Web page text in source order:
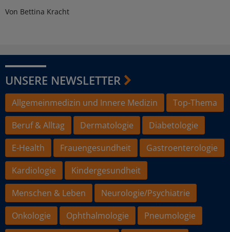
Von Bettina Kracht
UNSERE NEWSLETTER
Allgemeinmedizin und Innere Medizin
Top-Thema
Beruf & Alltag
Dermatologie
Diabetologie
E-Health
Frauengesundheit
Gastroenterologie
Kardiologie
Kindergesundheit
Menschen & Leben
Neurologie/Psychiatrie
Onkologie
Ophthalmologie
Pneumologie